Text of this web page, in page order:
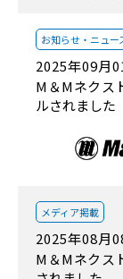
2025年09月
お知らせ・ ニュー
M＆Mネクス
ルされました
2025年08月
メディア掲載
M＆Mネクス